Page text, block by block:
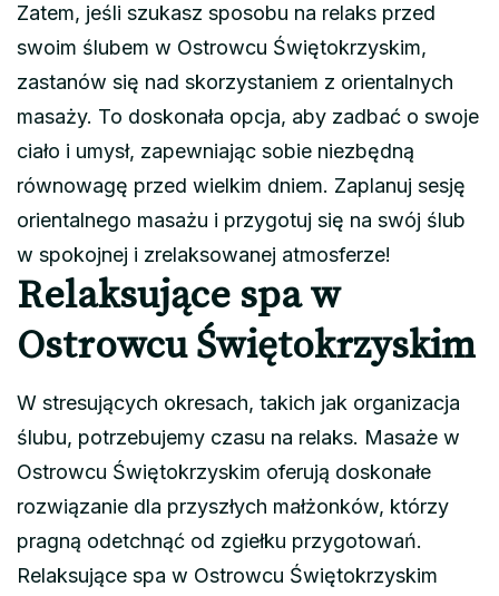
Zatem, jeśli szukasz sposobu na relaks przed
swoim ślubem w Ostrowcu Świętokrzyskim,
zastanów się nad skorzystaniem z orientalnych
masaży. To doskonała opcja, aby zadbać o swoje
ciało i umysł, zapewniając sobie niezbędną
równowagę przed wielkim dniem. Zaplanuj sesję
orientalnego masażu i przygotuj się na swój ślub
w spokojnej i zrelaksowanej atmosferze!
Relaksujące spa w
Ostrowcu Świętokrzyskim
W stresujących okresach, takich jak organizacja
ślubu, potrzebujemy czasu na relaks. Masaże w
Ostrowcu Świętokrzyskim oferują doskonałe
rozwiązanie dla przyszłych małżonków, którzy
pragną odetchnąć od zgiełku przygotowań.
Relaksujące spa w Ostrowcu Świętokrzyskim